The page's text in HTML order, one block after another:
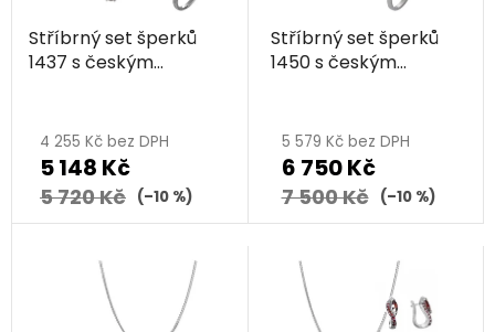
Stříbrný set šperků
1437 s českým
4 255 Kč bez DPH
5 148 Kč
5 720 Kč (–10 %)
Stříbrný set šperků
1450 s českým
5 579 Kč bez DPH
6 750 Kč
7 500 Kč (–10 %)